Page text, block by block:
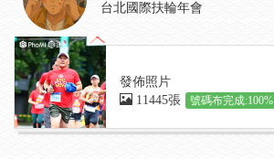
台北國際扶輪年會
發佈照片
11445張
號碼布完成:100%